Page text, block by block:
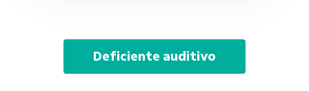
Deficiente auditivo